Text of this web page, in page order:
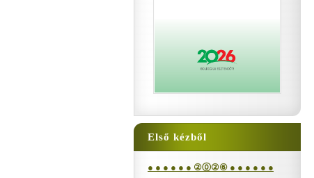
Első kézből
● ● ● ● ● ● ②⓪②⑥ ● ● ● ● ● ●